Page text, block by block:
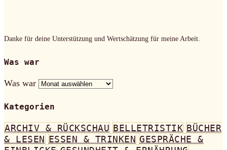
Danke für deine Unterstützung und Wertschätzung für meine Arbeit.
Was war
Was war
Kategorien
ARCHIV & RÜCKSCHAU BELLETRISTIK BÜCHER
& LESEN ESSEN & TRINKEN GESPRÄCHE &